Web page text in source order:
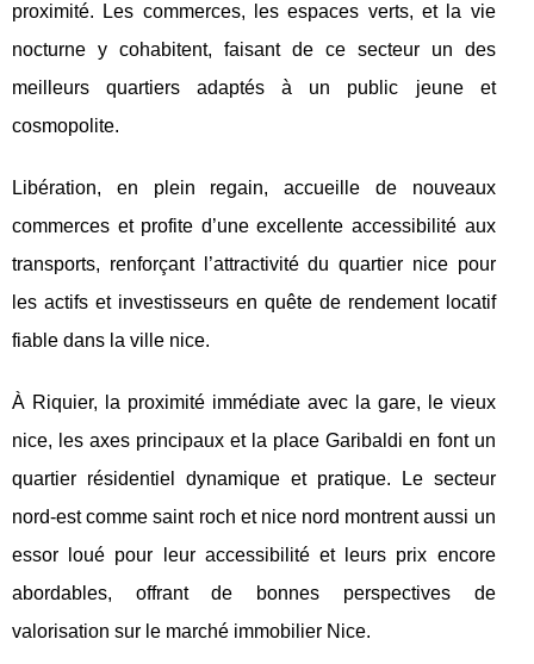
proximité. Les commerces, les espaces verts, et la vie
nocturne y cohabitent, faisant de ce secteur un des
meilleurs quartiers adaptés à un public jeune et
cosmopolite.
Libération, en plein regain, accueille de nouveaux
commerces et profite d’une excellente accessibilité aux
transports, renforçant l’attractivité du quartier nice pour
les actifs et investisseurs en quête de rendement locatif
fiable dans la ville nice.
À Riquier, la proximité immédiate avec la gare, le vieux
nice, les axes principaux et la place Garibaldi en font un
quartier résidentiel dynamique et pratique. Le secteur
nord-est comme saint roch et nice nord montrent aussi un
essor loué pour leur accessibilité et leurs prix encore
abordables, offrant de bonnes perspectives de
valorisation sur le marché immobilier Nice.